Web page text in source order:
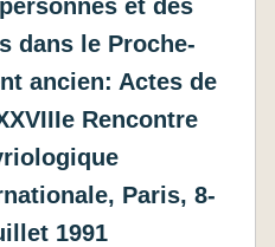
et des
dans le Proche-
ancien: Actes de
Rencontre
Paris, 8-
1991